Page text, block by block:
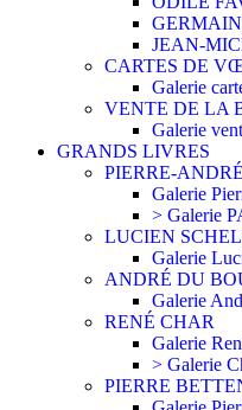
JEAN-
CARTES DE
Galerie
VENTE DE LA
Galerie
GRANDS LIVRES
PIERRE-
Galerie
> Galerie
LUCIEN
Galerie
ANDRÉ DU
Galerie
RENÉ CHAR
Galerie
> Galerie
PIERRE